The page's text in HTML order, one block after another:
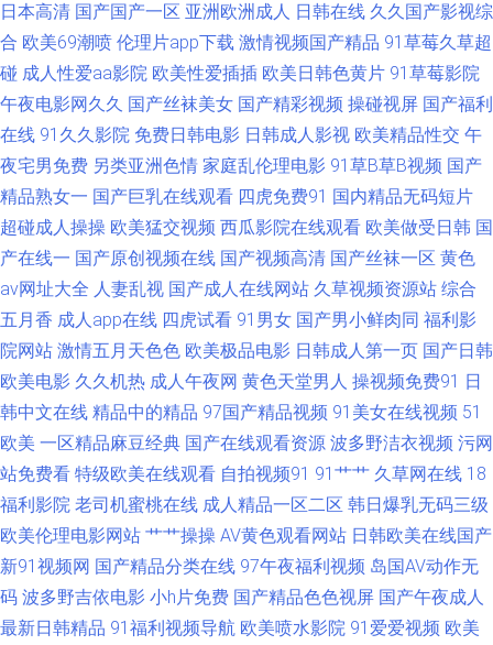
91po顶级 久草国产av 色情福利导航 91pron在线观看 91在线破处 国产17页
少妇14p 91大片视频 91永久免费视频在线观看 不卡视屏 久久玖玖 在线视频
第6页 91微拍视频在线观看 国产精品香蕉国产 欧美性爱主站 91导航国产 99
福利姬 亚洲国产欧美在线另类 www本日黄色 久久爱AV 亚洲欧美变态 91夜
色国产www 国产日本精品久久 欧美色无毒不卡 91大香蕉探花 91做爱视频在
品美女内射 日韩欧美sss 91香蕉外国视频 黑丝被入 日韩青青草 91福利是看
爽片 97资源共享 欧美专区综合 91操人视频 草莓视屏s 蜜桃麻豆AV在线 微拍
福利88蜜桃视频 91福利区 成人cc91www 久久啊九九 色色恋夜剧场 性交片
青青草原 国产免费AV资源 欧美日韩操一区 亚洲欧美日韩成人 91熊猫视频 韩
国伦理片妈妈的朋友 四虎久久 91国精产 超碰在福利 欧美色一区 亚洲日韩欧
美性爱 av不卡在线观看 男人天堂α 自拍肏屄视频在线观看 97福利 久艹久爱
日本高清 国产国产一区 亚洲欧洲成人 日韩在线 久久国产影视综
合 欧美69潮喷 伦理片app下载 激情视频国产精品 91草莓久草超
碰 成人性爱aa影院 欧美性爱插插 欧美日韩色黄片 91草莓影院
午夜电影网久久 国产丝袜美女 国产精彩视频 操碰视屏 国产福利
在线 91久久影院 免费日韩电影 日韩成人影视 欧美精品性交 午
夜宅男免费 另类亚洲色情 家庭乱伦理电影 91草B草B视频 国产
精品熟女一 国产巨乳在线观看 四虎免费91 国内精品无码短片
超碰成人操操 欧美猛交视频 西瓜影院在线观看 欧美做受日韩 国
产在线一 国产原创视频在线 国产视频高清 国产丝袜一区 黄色
av网址大全 人妻乱视 国产成人在线网站 久草视频资源站 综合
五月香 成人app在线 四虎试看 91男女 国产男小鲜肉同 福利影
院网站 激情五月天色色 欧美极品电影 日韩成人第一页 国产日韩
欧美电影 久久机热 成人午夜网 黄色天堂男人 操视频免费91 日
韩中文在线 精品中的精品 97国产精品视频 91美女在线视频 51
欧美 一区精品麻豆经典 国产在线观看资源 波多野洁衣视频 污网
站免费看 特级欧美在线观看 自拍视频91 91艹艹 久草网在线 18
福利影院 老司机蜜桃在线 成人精品一区二区 韩日爆乳无码三级
欧美伦理电影网站 艹艹操操 AV黄色观看网站 日韩欧美在线国产
新91视频网 国产精品分类在线 97午夜福利视频 岛国AV动作无
码 波多野吉依电影 小h片免费 国产精品色色视屏 国产午夜成人
最新日韩精品 91福利视频导航 欧美喷水影院 91爱爱视频 欧美